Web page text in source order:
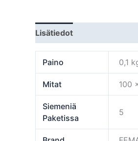
Lisätiedot
Paino 0,1
Mitat 100
Siemeniä
Paketissa
5